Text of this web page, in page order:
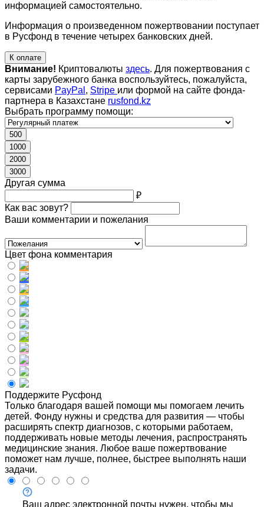
информацией самостоятельно.
Информация о произведенном пожертвовании поступает
в Русфонд в течение четырех банковских дней.
К оплате
Внимание! Криптовалюты здесь. Для пожертвования с
карты зарубежного банка воспользуйтесь, пожалуйста,
сервисами PayPal , Stripe или формой на сайте фонда-
партнера в Казахстане rusfond.kz
Выбрать программу помощи:
500
1000
2000
3000
Другая сумма
₽
Как вас зовут?
Ваши комментарии и пожелания
Цвет фона комментария
Поддержите Русфонд
Только благодаря вашей помощи мы помогаем лечить
детей. Фонду нужны и средства для развития — чтобы
расширять спектр диагнозов, с которыми работаем,
поддерживать новые методы лечения, распространять
медицинские знания. Любое ваше пожертвование
поможет нам лучше, полнее, быстрее выполнять наши
задачи.
Ваш адрес электронной почты нужен, чтобы мы